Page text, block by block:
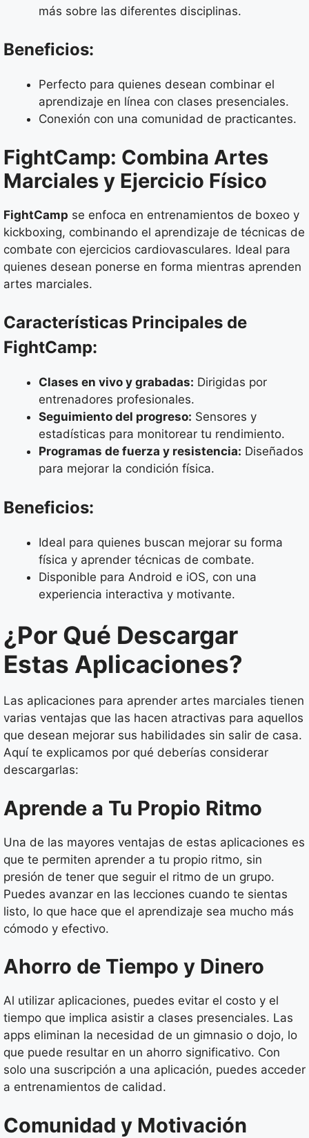
más sobre las diferentes disciplinas.
Beneficios:
Perfecto para quienes desean combinar el
aprendizaje en línea con clases presenciales.
Conexión con una comunidad de practicantes.
FightCamp: Combina Artes
Marciales y Ejercicio Físico
FightCamp se enfoca en entrenamientos de boxeo y
kickboxing, combinando el aprendizaje de técnicas de
combate con ejercicios cardiovasculares. Ideal para
quienes desean ponerse en forma mientras aprenden
artes marciales.
Características Principales de
FightCamp:
Clases en vivo y grabadas: Dirigidas por
entrenadores profesionales.
Seguimiento del progreso: Sensores y
estadísticas para monitorear tu rendimiento.
Programas de fuerza y resistencia: Diseñados
para mejorar la condición física.
Beneficios:
Ideal para quienes buscan mejorar su forma
física y aprender técnicas de combate.
Disponible para Android e iOS, con una
experiencia interactiva y motivante.
¿Por Qué Descargar
Estas Aplicaciones?
Las aplicaciones para aprender artes marciales tienen
varias ventajas que las hacen atractivas para aquellos
que desean mejorar sus habilidades sin salir de casa.
Aquí te explicamos por qué deberías considerar
descargarlas:
Aprende a Tu Propio Ritmo
Una de las mayores ventajas de estas aplicaciones es
que te permiten aprender a tu propio ritmo, sin
presión de tener que seguir el ritmo de un grupo.
Puedes avanzar en las lecciones cuando te sientas
listo, lo que hace que el aprendizaje sea mucho más
cómodo y efectivo.
Ahorro de Tiempo y Dinero
Al utilizar aplicaciones, puedes evitar el costo y el
tiempo que implica asistir a clases presenciales. Las
apps eliminan la necesidad de un gimnasio o dojo, lo
que puede resultar en un ahorro significativo. Con
solo una suscripción a una aplicación, puedes acceder
a entrenamientos de calidad.
Comunidad y Motivación